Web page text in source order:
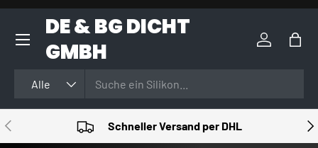
DIREKT ZUM INHALT
DE & BG DICHT
GMBH
Alle
Einloggen
VORHERIGE Schneller Versand per DHL